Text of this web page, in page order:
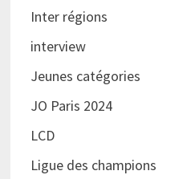
Inter régions
interview
Jeunes catégories
JO Paris 2024
LCD
Ligue des champions